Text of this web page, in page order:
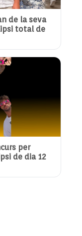
de la seva
total de
per
de dia 12